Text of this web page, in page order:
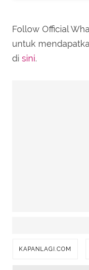
Follow Official
untuk
di sini.
KAPANLAGI.COM